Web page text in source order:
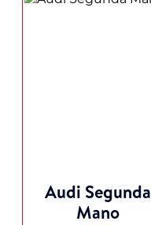
Audi Segunda
Mano